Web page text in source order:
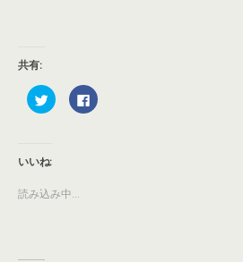
共有:
ク
リ
T
w
t
t
F
a
いいね:
読み込み中...